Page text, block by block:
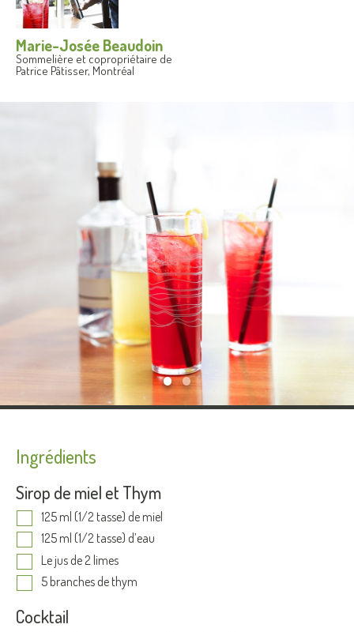
Marie-Josée Beaudoin
Sommelière et copropriétaire de
Patrice Pâtisser, Montréal
Ingrédients
Sirop de miel et Thym
125 ml (1/2 tasse) de miel
125 ml (1/2 tasse) d’eau
Le jus de 2 limes
5 branches de thym
Cocktail